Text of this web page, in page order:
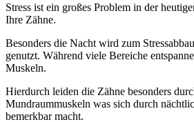
Stress ist ein großes Problem in der
Ihre Zähne.
Besonders die Nacht wird zum
genutzt. Während viele Bereiche
Muskeln.
Hierdurch leiden die Zähne besonders
Mundraummuskeln was sich durch
bemerkbar macht.